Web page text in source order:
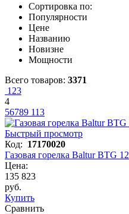
Сортировка по:
Популярности
Цене
Названию
Новизне
Мощности
Всего товаров: 3371
1 23
4
56789 113
Быстрый просмотр
Код: 17170020
Газовая горелка Baltur BTG
Цена:
135 823
руб.
Купить
Сравнить